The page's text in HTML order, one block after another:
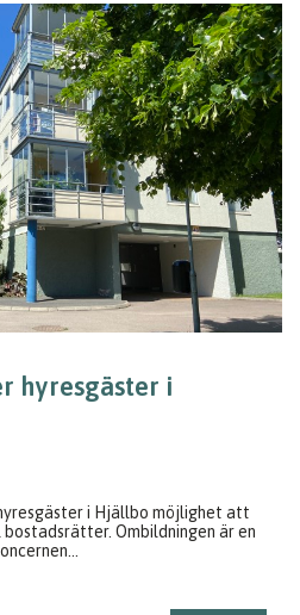
hyresgäster i
i Hjällbo möjlighet att
Ombildningen är en